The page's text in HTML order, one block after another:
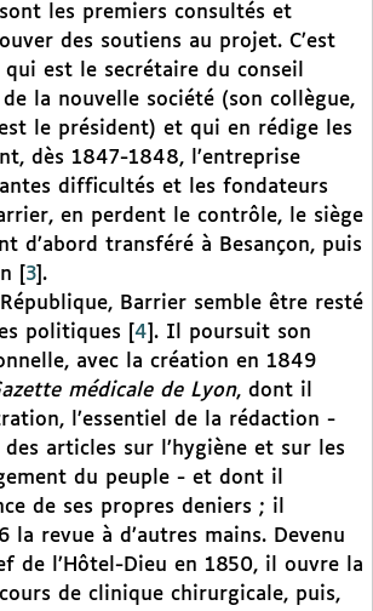
les premiers consultés et
des soutiens au projet. C’est
est le secrétaire du conseil
la nouvelle société (son collègue,
le président) et qui en rédige les
dès 1847-1848, l’entreprise
difficultés et les fondateurs
en perdent le contrôle, le siège
d’abord transféré à Besançon, puis
3 .
Barrier semble être resté
politiques
4 . Il poursuit son
avec la création en 1849
médicale de Lyon, dont il
l’essentiel de la rédaction -
articles sur l’hygiène et sur les
du peuple - et dont il
de ses propres deniers ; il
la revue à d’autres mains. Devenu
de l’Hôtel-Dieu en 1850, il ouvre la
de clinique chirurgicale, puis,